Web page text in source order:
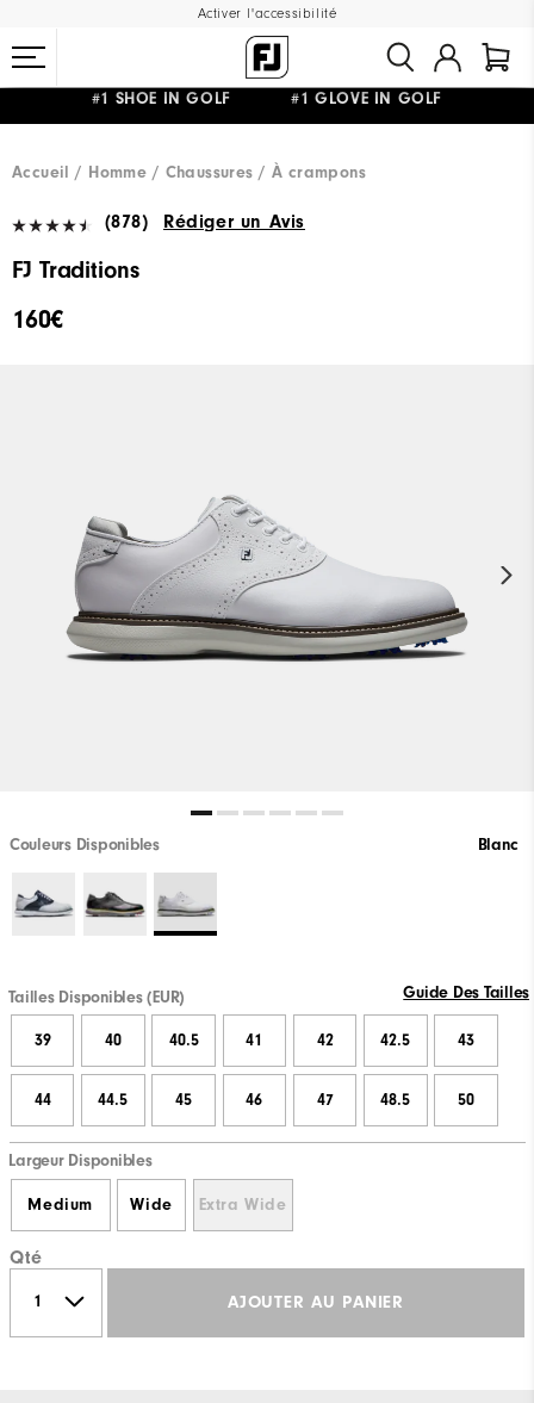
Activer l'accessibilité
LIVRAISON OFFERTE DÈS 99€+&RETOUR GRATUIT
Accueil Homme Chaussures À crampons
(878) Rédiger un Avis
FJ Traditions
160€
Couleurs Disponibles Blanc
Tailles Disponibles (EUR) Guide Des Tailles
39 40 40.5 41 42 42.5 43
44 44.5 45 46 47 48.5 50
Largeur Disponibles
Medium Wide Extra Wide
Qté
AJOUTER AU PANIER